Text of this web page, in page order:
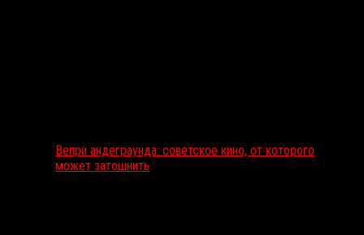
Вепри андеграунда: советское кино, от которого
может затошнить